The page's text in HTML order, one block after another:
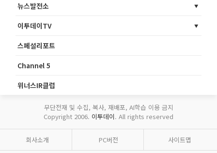
뉴스발전소
이투데이TV
스페셜리포트
Channel 5
위너스IR클럽
무단전재 및 수집, 복사, 재배포, AI학습 이용 금지
Copyright 2006. 이투데이. All rights reserved
회사소개 PC버전 사이트맵